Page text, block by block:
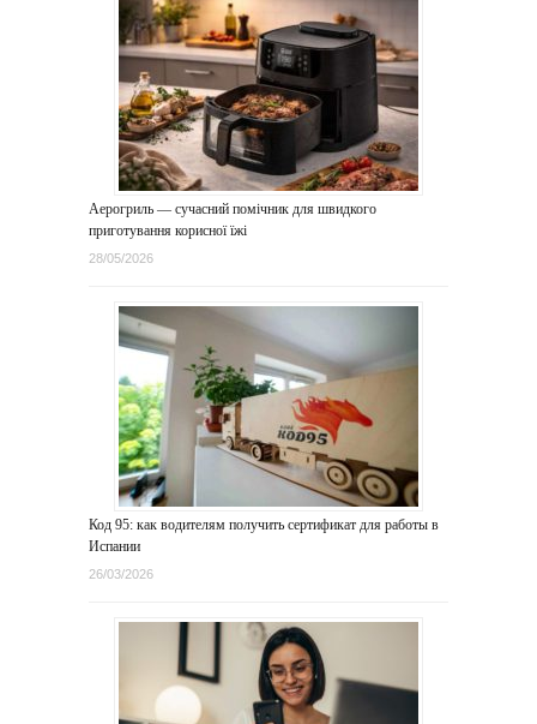
Аерогриль — сучасний помічник для швидкого
приготування корисної їжі
28/05/2026
Код 95: как водителям получить сертификат для работы в
Испании
26/03/2026